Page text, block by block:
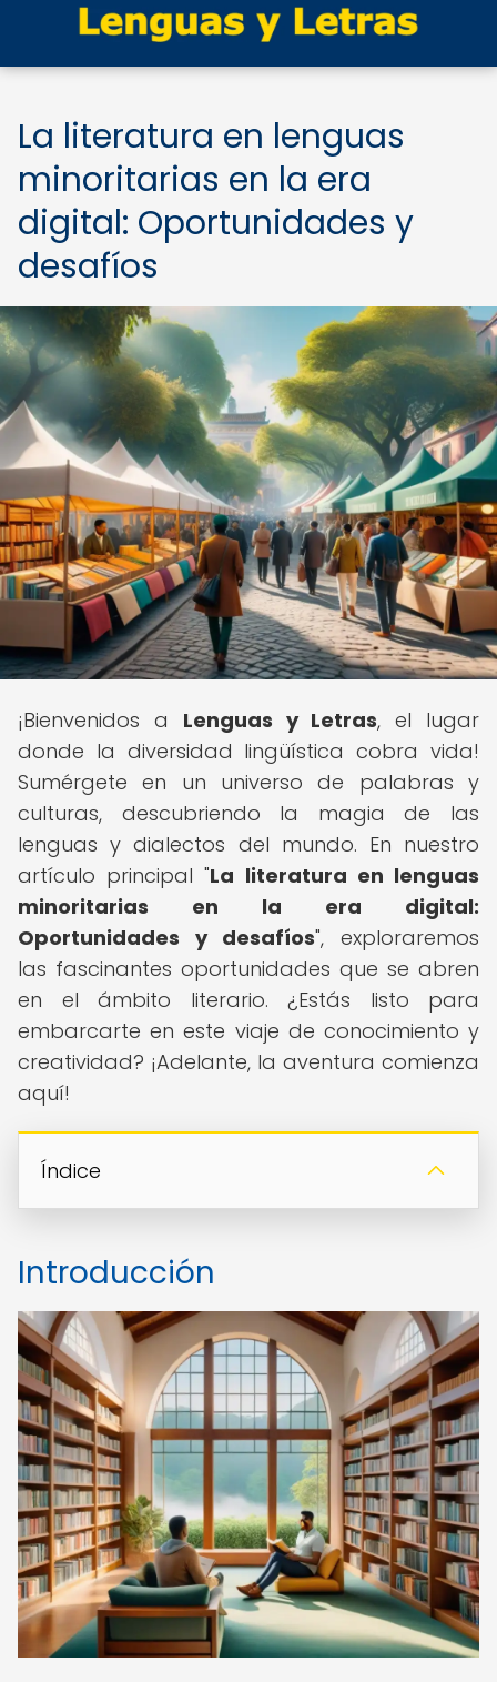
La literatura en lenguas
minoritarias en la era
digital: Oportunidades y
desafíos
¡Bienvenidos a Lenguas y Letras, el lugar
donde la diversidad lingüística cobra vida!
Sumérgete en un universo de palabras y
culturas, descubriendo la magia de las
lenguas y dialectos del mundo. En nuestro
artículo principal "La literatura en lenguas
minoritarias en la era digital:
Oportunidades y desafíos", exploraremos
las fascinantes oportunidades que se abren
en el ámbito literario. ¿Estás listo para
embarcarte en este viaje de conocimiento y
creatividad? ¡Adelante, la aventura comienza
aquí!
Índice
Introducción